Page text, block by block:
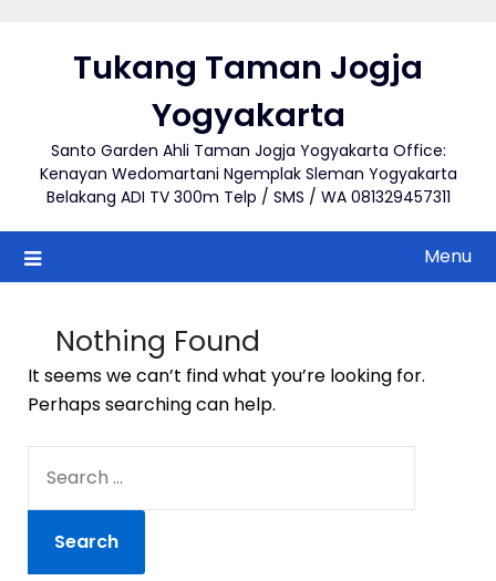
Tukang Taman Jogja
Yogyakarta
Santo Garden Ahli Taman Jogja Yogyakarta Office:
Kenayan Wedomartani Ngemplak Sleman Yogyakarta
Belakang ADI TV 300m Telp / SMS / WA 081329457311
Menu
Nothing Found
It seems we can’t find what you’re looking for.
Perhaps searching can help.
FOR: